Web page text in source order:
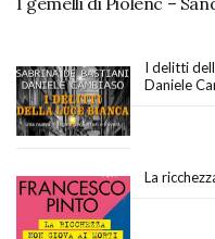
I delitti
Daniele
La